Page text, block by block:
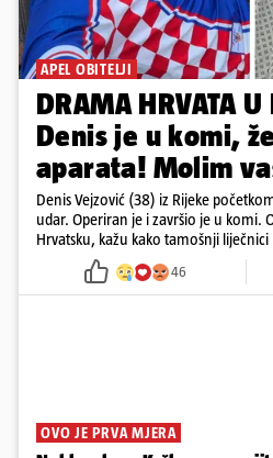
APEL OBITELJI
DRAMA HRVATA
Denis je u komi,
aparata! Molim
Denis Vejzović (38) iz Rijeke
udar. Operiran je i završio je u komi.
Hrvatsku, kažu kako tamošnji
'Imamo 72 sata'
46
OVO JE PRVA MJERA